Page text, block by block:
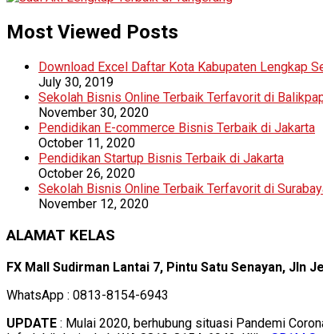
Most Viewed Posts
Download Excel Daftar Kota Kabupaten Lengkap
July 30, 2019
Sekolah Bisnis Online Terbaik Terfavorit di
November 30, 2020
Pendidikan E-commerce Bisnis Terbaik di Jakarta
October 11, 2020
Pendidikan Startup Bisnis Terbaik di Jakarta
October 26, 2020
Sekolah Bisnis Online Terbaik Terfavorit di
November 12, 2020
ALAMAT KELAS
FX Mall Sudirman Lantai 7, Pintu Satu Senayan, Jln
WhatsApp : 0813-8154-6943
UPDATE : Mulai 2020, berhubung situasi Pandemi